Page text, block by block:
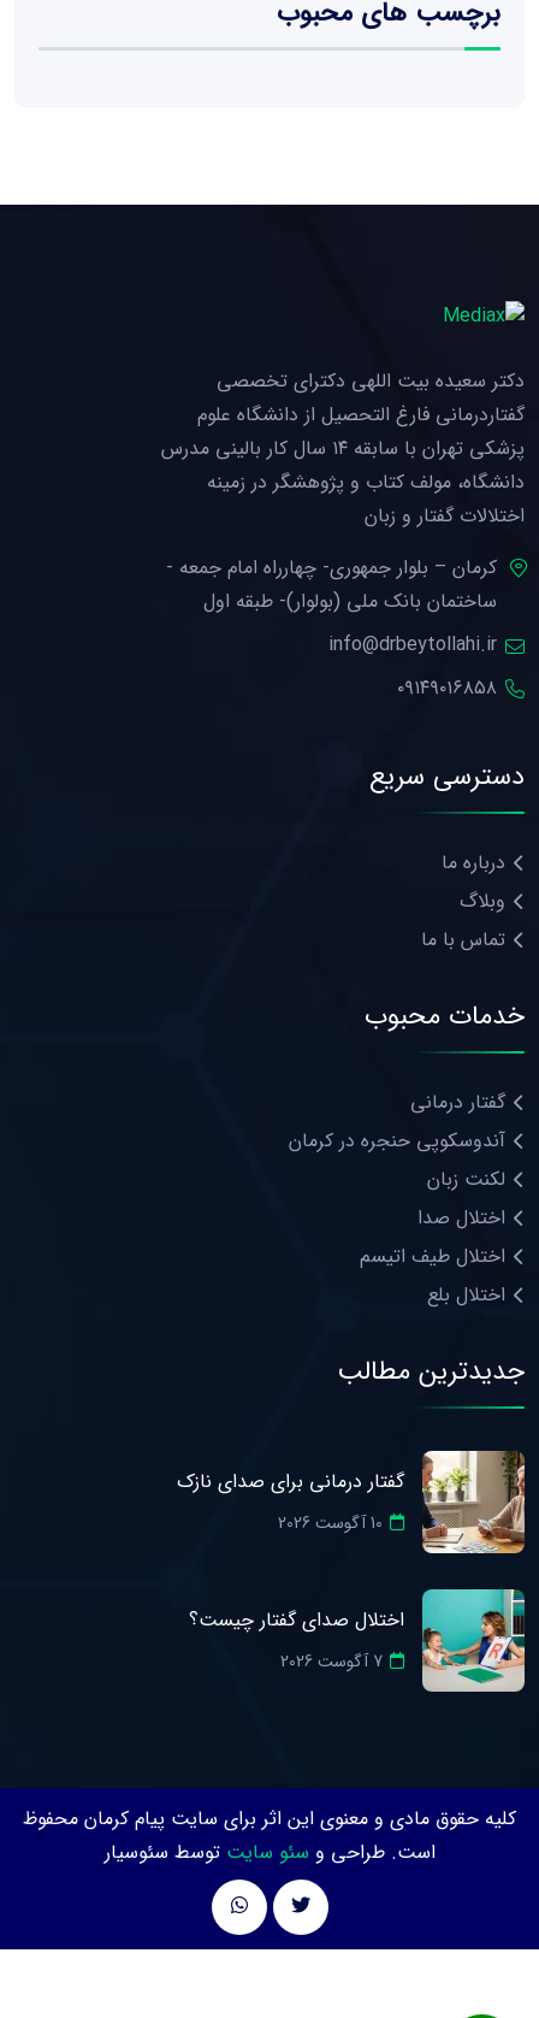
برچسب های محبوب
دکتر سعیده بیت اللهی دکترای تخصصی
گفتاردرمانی فارغ التحصیل از دانشگاه علوم
پزشکی تهران با سابقه ۱۴ سال کار بالینی مدرس
دانشگاه، مولف کتاب و پژوهشگر در زمینه
اختلالات گفتار و زبان
کرمان – بلوار جمهوری- چهارراه امام جمعه -
ساختمان بانک ملی (بولوار)- طبقه اول
info@drbeytollahi.ir
۰۹۱۴۹۰۱۶۸۵۸
دسترسی سریع
درباره ما
وبلاگ
تماس با ما
خدمات محبوب
گفتار درمانی
آندوسکوپی حنجره در کرمان
لکنت زبان
اختلال صدا
اختلال طیف اتیسم
اختلال بلع
جدیدترین مطالب
گفتار درمانی برای صدای نازک
10 آگوست 2026
اختلال صدای گفتار چیست؟
7 آگوست 2026
کلیه حقوق مادی و معنوی این اثر برای سایت پیام کرمان محفوظ
است. طراحی و سئو سایت توسط سئوسیار